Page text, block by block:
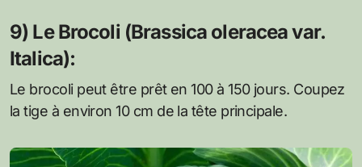
9) Le Brocoli (Brassica oleracea var.
Italica):
Le brocoli peut être prêt en 100 à 150 jours. Coupez
la tige à environ 10 cm de la tête principale.